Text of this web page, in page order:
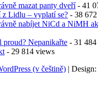
mazat panty dveří- 41
z Lidlu – vyplatí se? - 38
nabíjet NiCd a NiMH
proud? Nepanikařte - 31
- 29 814 views
(v češtině) |